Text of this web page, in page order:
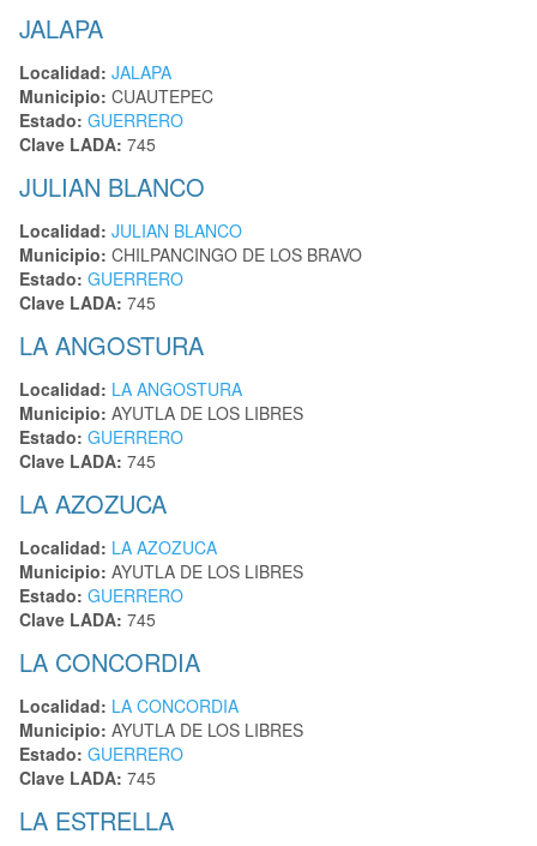
JALAPA
Localidad: JALAPA
Municipio: CUAUTEPEC
Estado: GUERRERO
Clave LADA: 745
JULIAN BLANCO
Localidad: JULIAN BLANCO
Municipio: CHILPANCINGO DE LOS BRAVO
Estado: GUERRERO
Clave LADA: 745
LA ANGOSTURA
Localidad: LA ANGOSTURA
Municipio: AYUTLA DE LOS LIBRES
Estado: GUERRERO
Clave LADA: 745
LA AZOZUCA
Localidad: LA AZOZUCA
Municipio: AYUTLA DE LOS LIBRES
Estado: GUERRERO
Clave LADA: 745
LA CONCORDIA
Localidad: LA CONCORDIA
Municipio: AYUTLA DE LOS LIBRES
Estado: GUERRERO
Clave LADA: 745
LA ESTRELLA